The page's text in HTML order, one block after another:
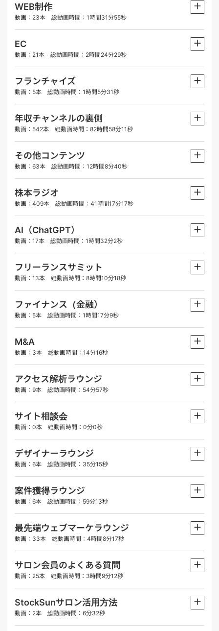
WEB制作
動画：23本 総動画時間：1時間31分55秒
＋
EC
動画：21本 総動画時間：2時間24分29秒
＋
フランチャイズ
動画：5本 総動画時間：1時間5分31秒
＋
年収チャンネルの裏側
動画：542本 総動画時間：82時間58分11秒
＋
その他コンテンツ
動画：63本 総動画時間：12時間8分40秒
＋
株本ラジオ
動画：409本 総動画時間：41時間17分17秒
＋
AI（ChatGPT）
動画：17本 総動画時間：1時間32分2秒
＋
フリーランスサミット
動画：13本 総動画時間：8時間10分18秒
＋
ファイナンス（金融）
動画：5本 総動画時間：1時間17分9秒
＋
M&A
動画：3本 総動画時間：14分16秒
＋
アクセス解析ラウンジ
動画：9本 総動画時間：54分57秒
＋
サイト相談会
動画：0本 総動画時間：0分0秒
＋
デザイナーラウンジ
動画：6本 総動画時間：35分15秒
＋
案件獲得ラウンジ
動画：6本 総動画時間：59分13秒
＋
最先端ウェブマーケラウンジ
動画：33本 総動画時間：4時間8分17秒
＋
サロン会員のよくある質問
動画：25本 総動画時間：3時間9分12秒
＋
StockSunサロン活用方法
動画：2本 総動画時間：6分32秒
＋